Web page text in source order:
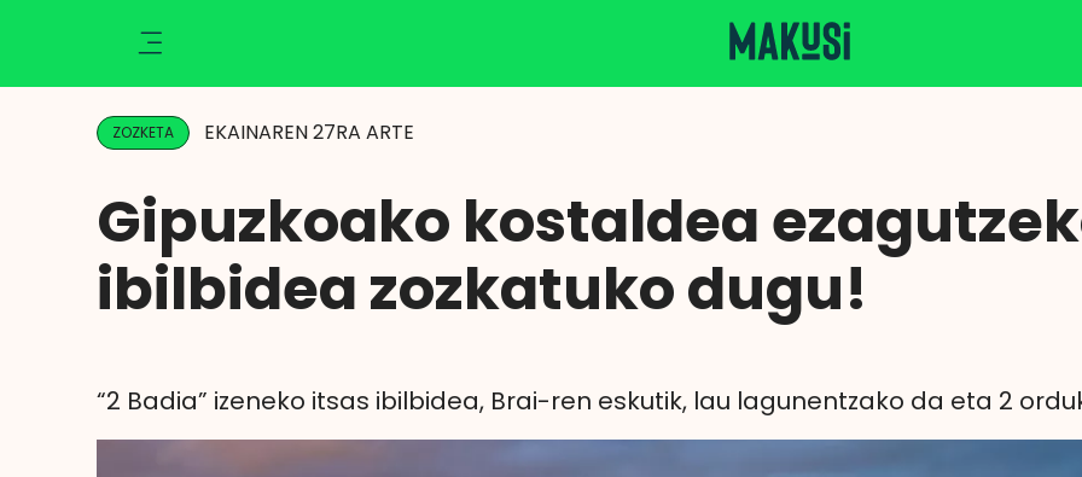
Aktualitatea
Berriak
Zozketak
Zorionak
Argazkiak
ZOZKETA EKAINAREN 27RA ARTE
Gipuzkoako kostaldea
ibilbidea zozkatuko dugu!
“2 Badia” izeneko itsas ibilbidea, Brai-ren eskutik, lau lagunentzako da eta 2